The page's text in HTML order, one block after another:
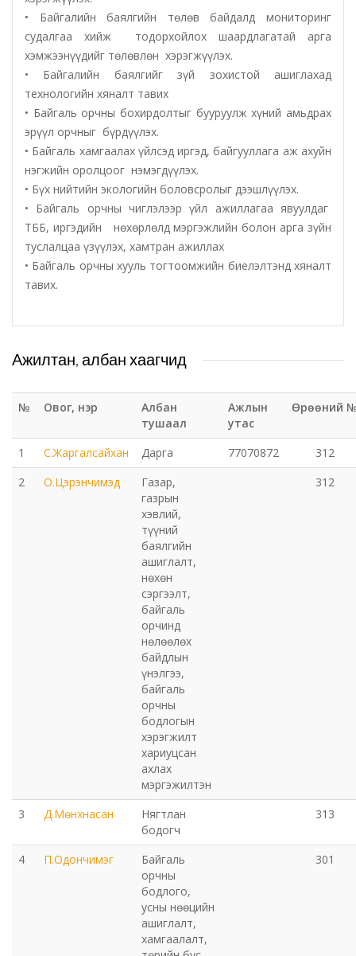
Татварын газар
Улсын бүртгэлийн хэлтэс
Ус цаг уур, орчны шинжилгээний төв
Хүүхэд, гэр бүлийн хөгжил, хамгааллын газар
Хөдөлмөр, халамжийн үйлчилгээний газар
Цагдаагийн газар
Шүүх шинжилгээний хэлтэс
Шүүхийн шийдвэр гүйцэтгэх газар-437 дугаар
Авто тээврийн төв
Мал эмнэлгийн газар
Хүнс, хөдөө аж ахуйн газар
Баян-Өндөр сумын ЗДТГ
Жаргалант сумын ЗДТГ
Орхон аймгийн Иргэний хэргийн давж заалдах
Орхон аймгийн Эрүүгийн хэргийн давж заалдах
Орхон аймаг дахь Захиргааны хэргийн анхан
Орхон аймаг дахь Сум дундын эрүүгийн хэргийн
Хүүхэд залуучуудын театр
Цэцэрлэгжүүлэлт ногоон байгууламжийн газар
Эрдэнэтийн ДЦС ТӨХК
• Байгалийн баялгийн төлөв байдалд мониторинг
судалгаа хийж тодорхойлох шаардлагатай арга
хэмжээнүүдийг төлөвлөн хэрэгжүүлэх.
• Байгалийн баялгийг зүй зохистой ашиглахад
технологийн хяналт тавих
• Байгаль орчны бохирдолтыг бууруулж хүний амьдрах
эрүүл орчныг бүрдүүлэх.
• Байгаль хамгаалах үйлсэд иргэд, байгууллага аж ахуйн
нэгжийн оролцоог нэмэгдүүлэх.
• Бүх нийтийн экологийн боловсролыг дээшлүүлэх.
• Байгаль орчны чиглэлээр үйл ажиллагаа явуулдаг
ТББ, иргэдийн нөхөрлөлд мэргэжлийн болон арга зүйн
туслалцаа үзүүлэх, хамтран ажиллах
• Байгаль орчны хууль тогтоомжийн биелэлтэнд хяналт
тавих.
Ажилтан, албан хаагчид
№ Овог, нэр
Албан
тушаал
Ажлын
утас
Өрөөний
1 С.Жаргалсайхан Дарга 77070872
312
2
О.Цэрэнчимэд
Газар,
газрын
хэвлий,
түүний
баялгийн
ашиглалт,
нөхөн
сэргээлт,
байгаль
орчинд
нөлөөлөх
байдлын
үнэлгээ,
байгаль
орчны
бодлогын
хэрэгжилт
хариуцсан
ахлах
мэргэжилтэн
312
3 Д.Мөнхнасан
Нягтлан
бодогч
313
4 П.Одончимэг
Байгаль
орчны
бодлого,
усны нөөцийн
ашиглалт,
хамгаалалт,
301